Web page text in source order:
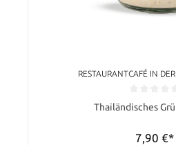
RESTAURANTCAFÉ IN
Durchschnittliche Bewertung von
Thailändisches
7,90 €*